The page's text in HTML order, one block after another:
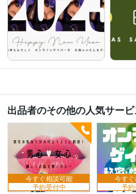
出品者のその他の人気サー
今すぐ相談可能
予約受付中
今す
予